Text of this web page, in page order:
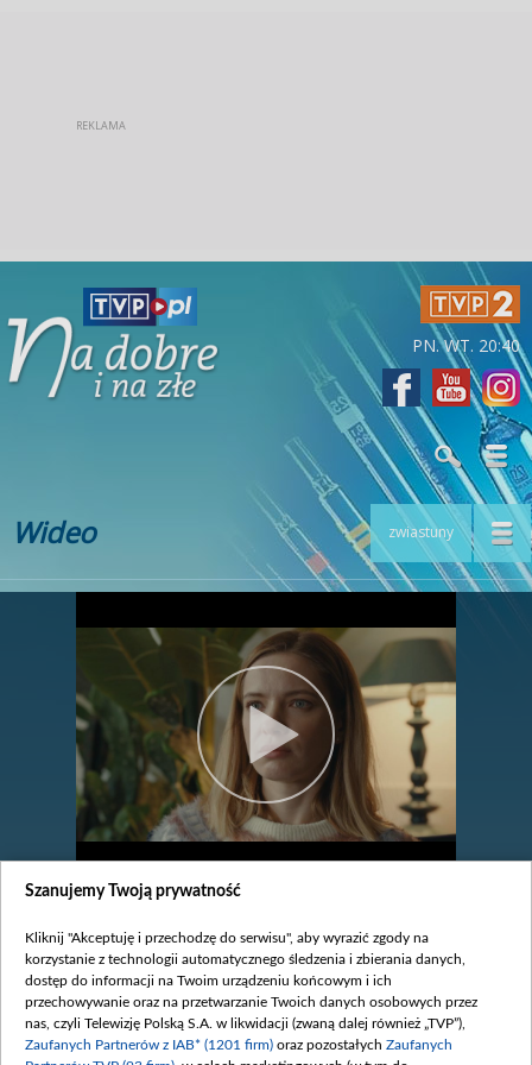
PN. WT. 20:40
Wideo zwiastuny
legenda
Zobacz również
Szanujemy Twoją prywatność
Kliknij "Akceptuję i przechodzę do serwisu", aby wyrazić zgody na
korzystanie z technologii automatycznego śledzenia i zbierania danych,
dostęp do informacji na Twoim urządzeniu końcowym i ich
przechowywanie oraz na przetwarzanie Twoich danych osobowych przez
nas, czyli Telewizję Polską S.A. w likwidacji (zwaną dalej również „TVP”),
Zaufanych Partnerów z IAB* (1201 firm) oraz pozostałych Zaufanych